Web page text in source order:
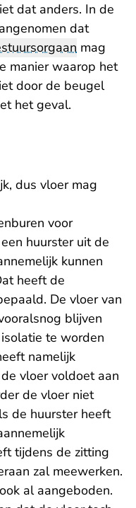
dat anders. In de
dat
mag
manier waarop het
door de beugel
het geval.
dus vloer mag
voor
huurster uit de
kunnen
heeft de
De vloer van
blijven
te worden
namelijk
vloer voldoet aan
de vloer niet
de huurster heeft
tijdens de zitting
zal meewerken.
al aangeboden.